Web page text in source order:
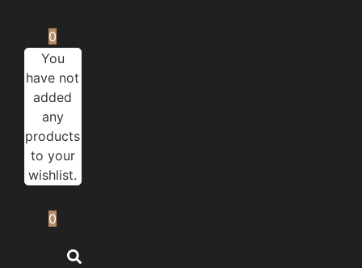
0
You
have not
added
any
products
to your
wishlist.
0